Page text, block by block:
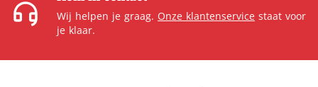
Wij helpen je graag. Onze klantenservice staat voor
je klaar.